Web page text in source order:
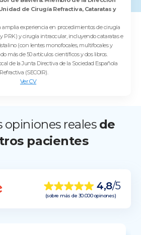
de Cirugía Refractiva, Cataratas y
amplia experiencia en procedimientos de cirugía
PRK) y cirugía intraocular, incluyendo cataratas e
(con lentes monofocales, multifocales y
más de 50 artículos científicos y dos libros.
de la Junta Directiva de la Sociedad Española
(SECOIR).
Ver CV
opiniones reales de
pacientes
4,8/5
(sobre más de 30.000 opinones)